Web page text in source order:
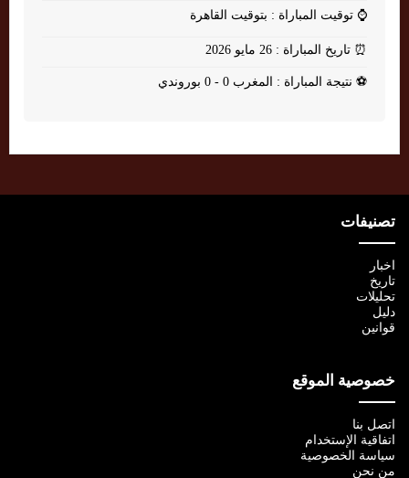
⌚ توقيت المباراة : بتوقيت القاهرة
⏰ تاريخ المباراة : 26 مايو 2026
⚽ نتيجة المباراة : المغرب 0 - 0 بوروندي
تصنيفات
اخبار
تاريخ
تحليلات
دليل
قوانين
خصوصية الموقع
اتصل بنا
اتفاقية الإستخدام
سياسة الخصوصية
من نحن